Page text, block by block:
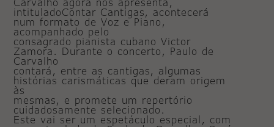
intituladoContar Cantigas, acontecerá
num formato de Voz e Piano,
acompanhado pelo
consagrado pianista cubano Victor
Zamora. Durante o concerto, Paulo de
Carvalho
contará, entre as cantigas, algumas
histórias carismáticas que deram origem
às
mesmas, e promete um repertório
cuidadosamente selecionado.
Este vai ser um espetáculo especial, com